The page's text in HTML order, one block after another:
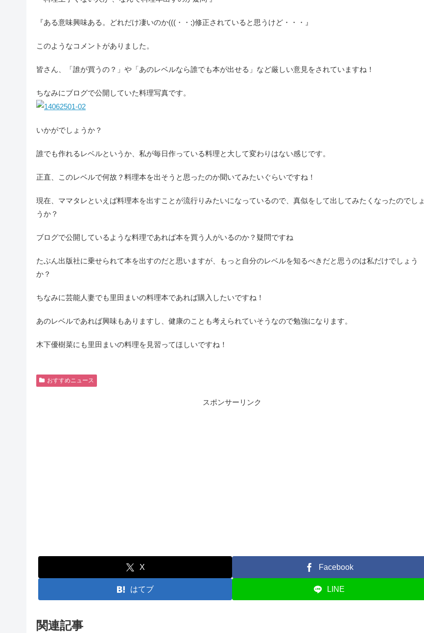
『ある意味興味ある。どれだけ凄いのか(((・・;)修正されていると思うけど・・・』
このようなコメントがありました。
皆さん、「誰が買うの？」や「あのレベルなら誰でも本が出せる」など厳しい意見をされていますね！
ちなみにブログで公開していた料理写真です。
いかがでしょうか？
誰でも作れるレベルというか、私が毎日作っている料理と大して変わりはない感じです。
正直、このレベルで何故？料理本を出そうと思ったのか聞いてみたいぐらいですね！
現在、ママタレといえば料理本を出すことが流行りみたいになっているので、真似をして出してみたくなったのでしょ
うか？
ブログで公開しているような料理であれば本を買う人がいるのか？疑問ですね
たぶん出版社に乗せられて本を出すのだと思いますが、もっと自分のレベルを知るべきだと思うのは私だけでしょう
か？
ちなみに芸能人妻でも里田まいの料理本であれば購入したいですね！
あのレベルであれば興味もありますし、健康のことも考えられていそうなので勉強になります。
木下優樹菜にも里田まいの料理を見習ってほしいですね！
おすすめニュース
スポンサーリンク
X Facebook
はてブ LINE
関連記事